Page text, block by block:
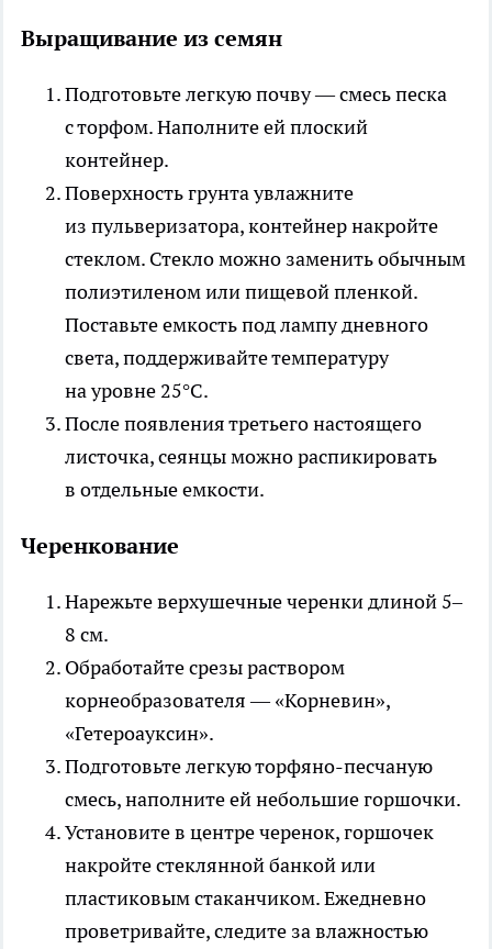
Выращивание из семян
Подготовьте легкую почву — смесь песка
с торфом. Наполните ей плоский
контейнер.
Поверхность грунта увлажните
из пульверизатора, контейнер накройте
стеклом. Стекло можно заменить обычным
полиэтиленом или пищевой пленкой.
Поставьте емкость под лампу дневного
света, поддерживайте температуру
на уровне 25°С.
После появления третьего настоящего
листочка, сеянцы можно распикировать
в отдельные емкости.
Черенкование
Нарежьте верхушечные черенки длиной 5–
8 см.
Обработайте срезы раствором
корнеобразователя — «Корневин»,
«Гетероауксин».
Подготовьте легкую торфяно-песчаную
смесь, наполните ей небольшие горшочки.
Установите в центре черенок, горшочек
накройте стеклянной банкой или
пластиковым стаканчиком. Ежедневно
проветривайте, следите за влажностью